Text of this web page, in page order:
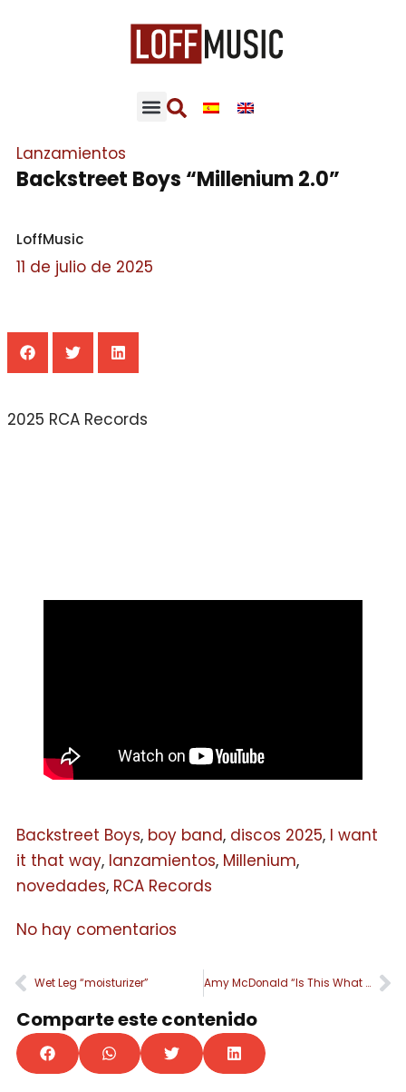
Lanzamientos
Backstreet Boys “Millenium 2.0”
LoffMusic
11 de julio de 2025
2025 RCA Records
Backstreet Boys, boy band, discos 2025, I want
it that way, lanzamientos, Millenium,
novedades, RCA Records
No hay comentarios
Wet Leg “moisturizer” Amy McDonald “Is This What You’ve Been Waiting For?”
Comparte este contenido